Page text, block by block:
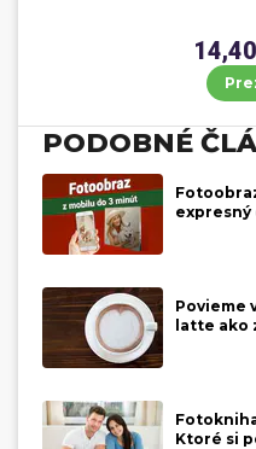
PODOBNÉ
expresný
Povieme
latte ako
Ktoré si